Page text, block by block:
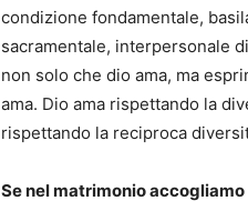
condizione fondamentale,
sacramentale, interpersonale
non solo che dio ama, ma
ama. Dio ama rispettando la
rispettando la reciproca
Se nel matrimonio